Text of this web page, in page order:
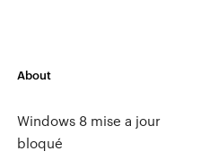
About
Windows 8 mise a jour
bloqué